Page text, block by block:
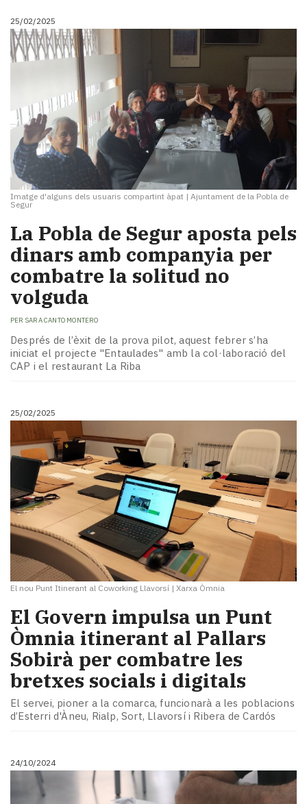
25/02/2025
Imatge d'alguns dels usuaris compartint àpat | Ajuntament de la Pobla de
Segur
La Pobla de Segur aposta pels
dinars amb companyia per
combatre la solitud no
volguda
PER SARA CANTO MONTERO
Després de l’èxit de la prova pilot, aquest febrer s’ha
iniciat el projecte "Entaulades" amb la col·laboració del
CAP i el restaurant La Riba
25/02/2025
El nou Punt Itinerant al Coworking Llavorsí | Xarxa Òmnia
El Govern impulsa un Punt
Òmnia itinerant al Pallars
Sobirà per combatre les
bretxes socials i digitals
El servei, pioner a la comarca, funcionarà a les poblacions
d’Esterri d'Àneu, Rialp, Sort, Llavorsí i Ribera de Cardós
24/10/2024